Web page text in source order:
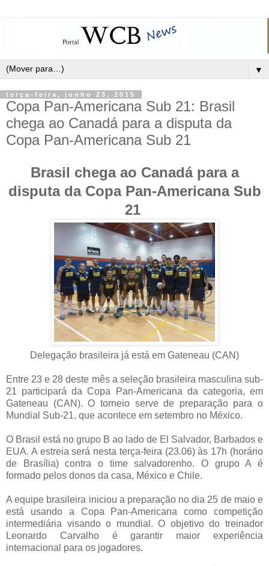
▼
terça-feira, junho 23, 2015
Copa Pan-Americana Sub 21: Brasil
chega ao Canadá para a disputa da
Copa Pan-Americana Sub 21
Brasil chega ao Canadá para a
disputa da Copa Pan-Americana Sub
21
Delegação brasileira já está em Gateneau (CAN)
Entre 23 e 28 deste mês a seleção brasileira masculina sub-
21 participará da Copa Pan-Americana da categoria, em
Gateneau (CAN). O torneio serve de preparação para o
Mundial Sub-21, que acontece em setembro no México.
O Brasil está no grupo B ao lado de El Salvador, Barbados e
EUA. A estreia será nesta terça-feira (23.06) às 17h (horário
de Brasília) contra o time salvadorenho. O grupo A é
formado pelos donos da casa, México e Chile.
A equipe brasileira iniciou a preparação no dia 25 de maio e
está usando a Copa Pan-Americana como competição
intermediária visando o mundial. O objetivo do treinador
Leonardo Carvalho é garantir maior experiência
internacional para os jogadores.